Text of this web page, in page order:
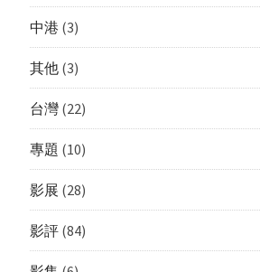
中港 (3)
其他 (3)
台灣 (22)
專題 (10)
影展 (28)
影評 (84)